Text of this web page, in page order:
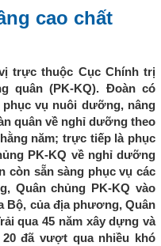
cao chất
trực thuộc Cục Chính trị
quân (PK-KQ). Đoàn có
vụ nuôi dưỡng, nâng
quân về nghỉ dưỡng theo
năm; trực tiếp là phục
PK-KQ về nghỉ dưỡng
còn sẵn sàng phục vụ các
Quân chủng PK-KQ vào
Bộ, của địa phương, Quân
qua 45 năm xây dựng và
đã vượt qua nhiều khó